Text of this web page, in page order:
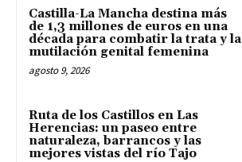
Castilla-La Mancha destina más
de 1,3 millones de euros en una
década para combatir la trata y la
mutilación genital femenina
agosto 9, 2026
Ruta de los Castillos en Las
Herencias: un paseo entre
naturaleza, barrancos y las
mejores vistas del río Tajo